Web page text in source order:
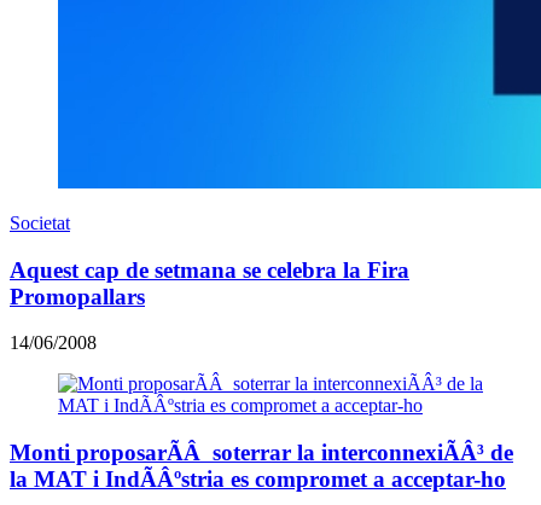
Societat
Aquest cap de setmana se celebra la Fira
Promopallars
14/06/2008
Monti proposarÃÂ soterrar la interconnexiÃÂ³ de
la MAT i IndÃÂºstria es compromet a acceptar-ho